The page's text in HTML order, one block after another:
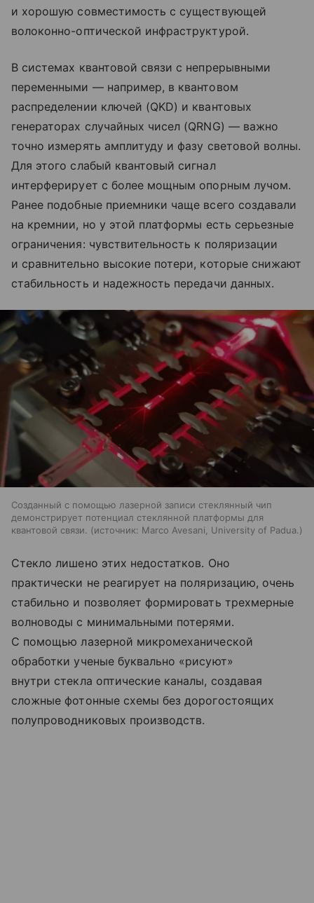
и хорошую совместимость с существующей
волоконно-оптической инфраструктурой.
В системах квантовой связи с непрерывными
переменными — например, в квантовом
распределении ключей (QKD) и квантовых
генераторах случайных чисел (QRNG) — важно
точно измерять амплитуду и фазу световой волны.
Для этого слабый квантовый сигнал
интерферирует с более мощным опорным лучом.
Ранее подобные приемники чаще всего создавали
на кремнии, но у этой платформы есть серьезные
ограничения: чувствительность к поляризации
и сравнительно высокие потери, которые снижают
стабильность и надежность передачи данных.
Созданный с помощью лазерной записи стеклянный чип
демонстрирует потенциал стеклянной платформы для
квантовой связи.
источник: Marco Avesani, University of Padua.
Стекло лишено этих недостатков. Оно
практически не реагирует на поляризацию, очень
стабильно и позволяет формировать трехмерные
волноводы с минимальными потерями.
С помощью лазерной микромеханической
обработки ученые буквально «рисуют»
внутри стекла оптические каналы, создавая
сложные фотонные схемы без дорогостоящих
полупроводниковых производств.